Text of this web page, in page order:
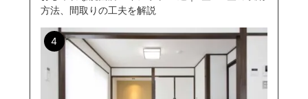
方法、間取りの工夫を解説